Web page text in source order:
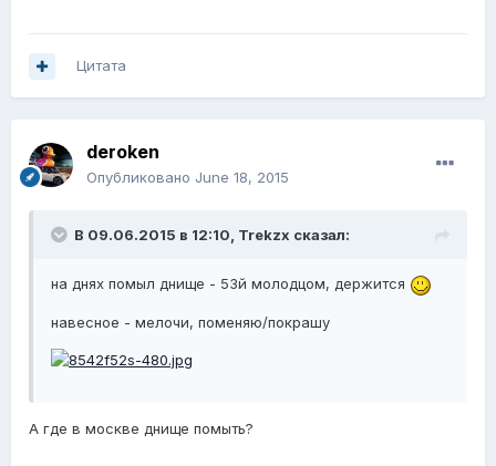
Цитата
deroken
Опубликовано June 18, 2015
В 09.06.2015 в 12:10, Trekzx сказал:
на днях помыл днище - 53й молодцом, держится
навесное - мелочи, поменяю/покрашу
А где в москве днище помыть?